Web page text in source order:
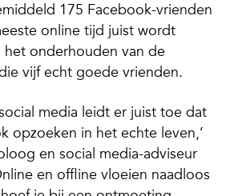
175 Facebook-vrienden
online tijd juist wordt
het onderhouden van de
vijf echt goede vrienden.
media leidt er juist toe dat
opzoeken in het echte leven,’
en social media-adviseur
en offline vloeien naadloos